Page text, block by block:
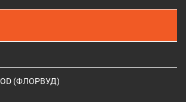
(ФЛОРВУД)